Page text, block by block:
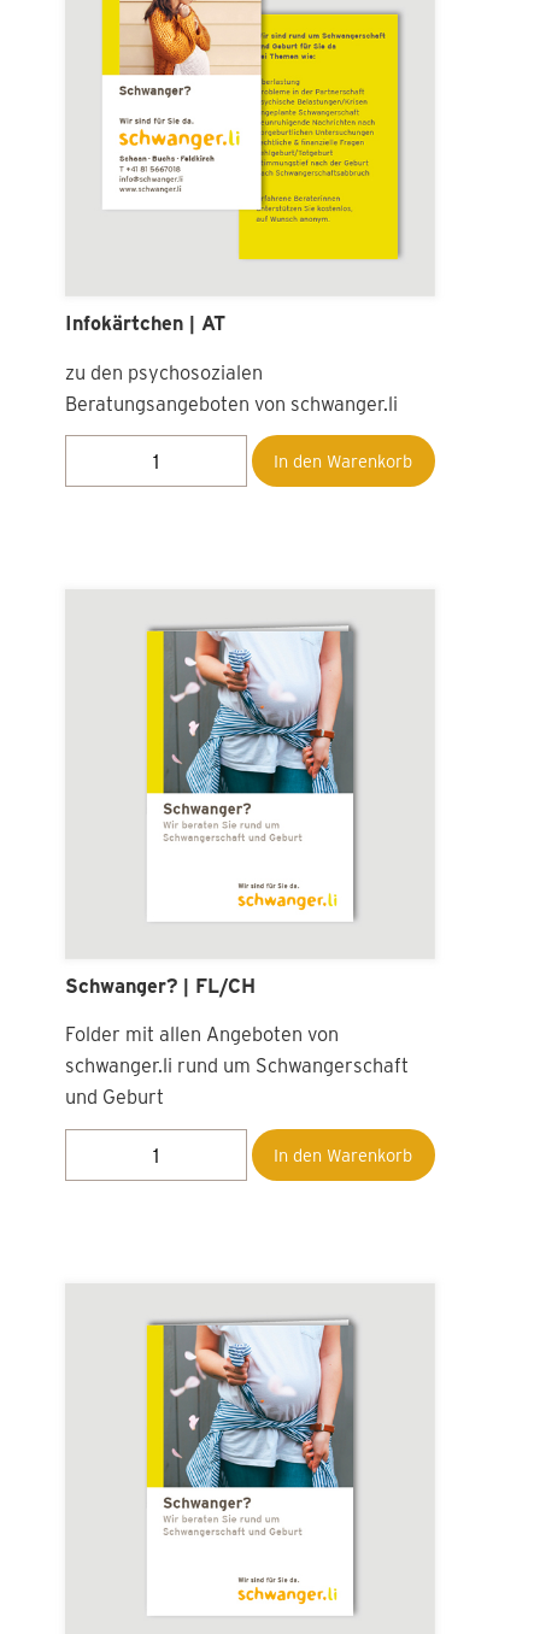
Infokärtchen | AT
zu den psychosozialen
Beratungsangeboten von schwanger.li
In den Warenkorb
Schwanger? | FL/CH
Folder mit allen Angeboten von
schwanger.li rund um Schwangerschaft
und Geburt
In den Warenkorb